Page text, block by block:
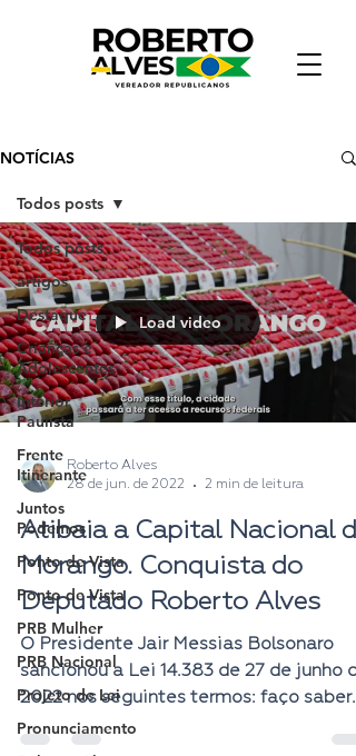
NOTÍCIAS
Todos posts
artigos
Destaque
Crianças e
Adolescentes
Interior
Paulista
Frente
Itinerante
Juntos
Podemos
Ponto de Vista
Ponto de Vista
PRB Mulher
PRB Nacional
Projeto de Lei
Pronunciamento
Todos posts
Load video
Roberto Alves
28 de jun. de 2022
2 min de leitura
Atibaia a Capital Nacional
Morango. Conquista do
Deputado Roberto Alves
O Presidente Jair Messias Bolsonaro
sancionou a Lei 14.383 de 27 de junho
2022 nos seguintes termos: faço saber
que o Congresso...